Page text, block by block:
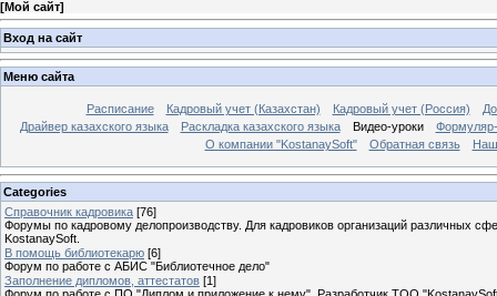
[Мой сайт]
Вход на сайт
Меню сайта
Расписание Кадровый учет (Казахстан) Кадровый учет (Россия)
Драйвер казахского языка
Раскладка казахского языка Видео-уроки
Формуляр-
О компании "KostanaySoft"
Обратная связь
Categories
Справочник кадровика [76]
Форумы по кадровому делопроизводству. Для кадровиков организаций различных
KostanaySoft.
В помощь библиотекарю [6]
Форум по работе с АБИС "Библиотечное дело"
Заполнение дипломов, аттестатов [1]